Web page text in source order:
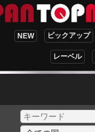
NEW ピックアップ
レーベル